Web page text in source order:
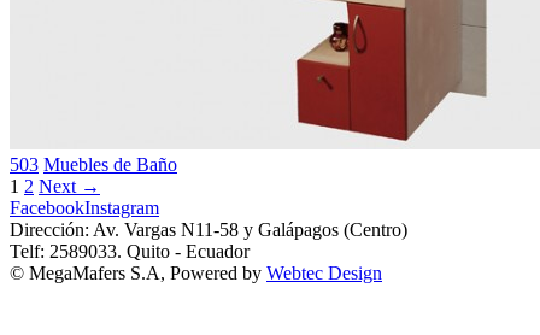
503 Muebles de Baño
1 2 Next →
FacebookInstagram
Dirección: Av. Vargas N11-58 y Galápagos (Centro)
Telf: 2589033. Quito - Ecuador
© MegaMafers S.A, Powered by Webtec Design